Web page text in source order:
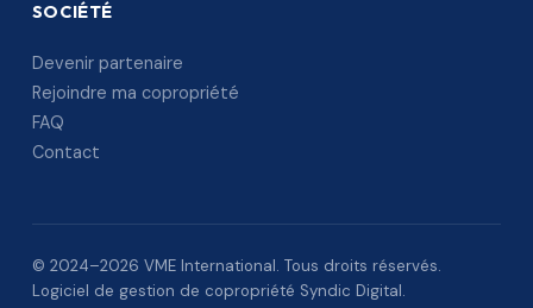
SOCIÉTÉ
Devenir partenaire
Rejoindre ma copropriété
FAQ
Contact
© 2024–2026 VME International. Tous droits réservés.
Logiciel de gestion de copropriété Syndic Digital.